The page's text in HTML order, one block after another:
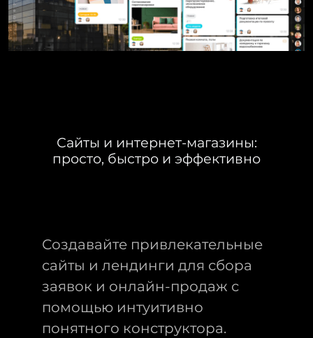
Сайты и интернет-магазины:
просто, быстро и эффективно
Создавайте привлекательные
сайты и лендинги для сбора
заявок и онлайн-продаж с
помощью интуитивно
понятного конструктора.